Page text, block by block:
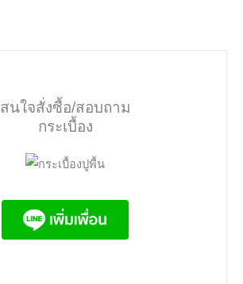
สนใจสั่งซื้อ/สอบถาม
กระเบื้อง